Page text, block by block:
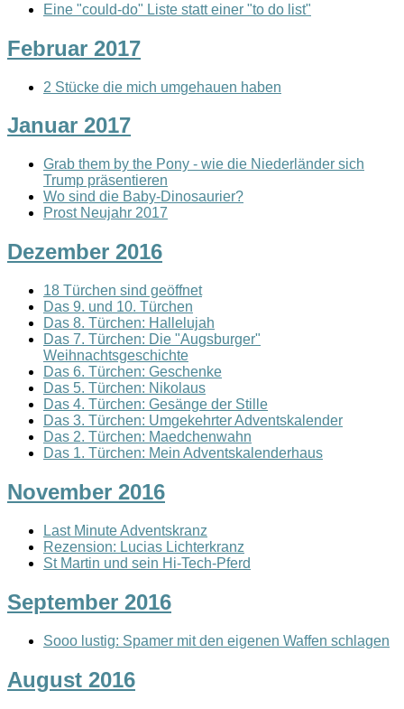
Eine "could-do" Liste statt einer "to do list"
Februar 2017
2 Stücke die mich umgehauen haben
Januar 2017
Grab them by the Pony - wie die Niederländer sich
Trump präsentieren
Wo sind die Baby-Dinosaurier?
Prost Neujahr 2017
Dezember 2016
18 Türchen sind geöffnet
Das 9. und 10. Türchen
Das 8. Türchen: Hallelujah
Das 7. Türchen: Die "Augsburger"
Weihnachtsgeschichte
Das 6. Türchen: Geschenke
Das 5. Türchen: Nikolaus
Das 4. Türchen: Gesänge der Stille
Das 3. Türchen: Umgekehrter Adventskalender
Das 2. Türchen: Maedchenwahn
Das 1. Türchen: Mein Adventskalenderhaus
November 2016
Last Minute Adventskranz
Rezension: Lucias Lichterkranz
St Martin und sein Hi-Tech-Pferd
September 2016
Sooo lustig: Spamer mit den eigenen Waffen schlagen
August 2016